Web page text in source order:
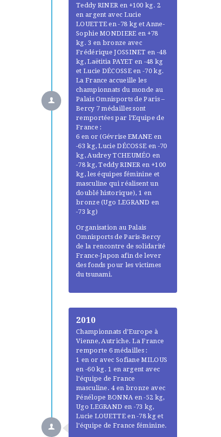
Teddy RINER en +100 kg. 2
en argent avec Lucie
LOUETTE en -78 kg et Anne-
Sophie MONDIERE en +78
kg. 3 en bronze avec
Frédérique JOSSINET en -48
kg, Laëtitia PAYET en -48 kg
et Lucie DÉCOSSE en -70 kg.
La France accueille les
championnats du monde au
Palais Omnisports de Paris –
Bercy 7 médailles sont
remportées par l’Equipe de
France :
6 en or (Gévrise EMANE en
-63 kg, Lucie DÉCOSSE en -70
kg, Audrey TCHEUMÉO en
-78 kg, Teddy RINER en +100
kg, les équipes féminine et
masculine qui réalisent un
doublé historique), 1 en
bronze (Ugo LEGRAND en
-73 kg)
Organisation au Palais
Omnisports de Paris-Bercy
de la rencontre de solidarité
France-Japon afin de lever
des fonds pour les victimes
du tsunami.
2010
Championnats d’Europe à
Vienne, Autriche. La France
remporte 6 médailles :
1 en or avec Sofiane MILOUS
en -60 kg. 1 en argent avec
l’équipe de France
masculine. 4 en bronze avec
Pénélope BONNA en -52 kg,
Ugo LEGRAND en -73 kg,
Lucie LOUETTE en -78 kg et
l’équipe de France féminine.